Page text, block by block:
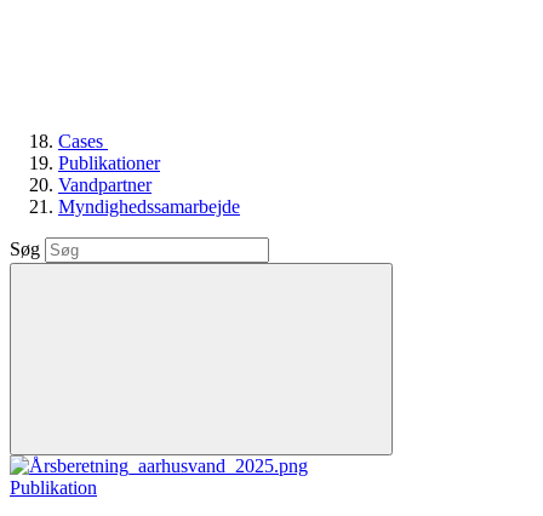
Cases
Publikationer
Vandpartner
Myndighedssamarbejde
Søg
Publikation